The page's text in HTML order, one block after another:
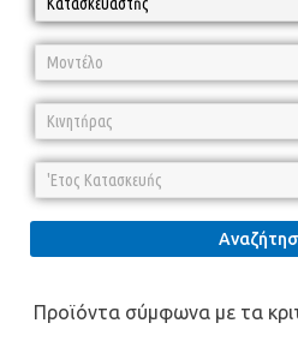
Προϊόντα σύμφωνα με τα